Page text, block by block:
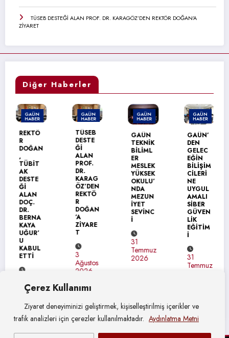
Çerez Kullanımı
Ziyaret deneyiminizi geliştirmek, kişiselleştirilmiş içerikler ve
trafik analizleri için çerezler kullanılmaktadır. Aydınlatma Metni
TÜSEB DESTEĞİ ALAN PROF. DR. KARAGÖZ’DEN REKTÖR DOĞAN’A
ZİYARET
Diğer Haberler
GAÜN
HABER
REKTÖ
DOĞAN
TÜBİT
AK
DESTE
ALAN
DOÇ.
DR.
BERNA
KAYA
UĞUR’
KABUL
ETTİ
Ağustos
2026
GAÜN
HABER
TÜSEB
DESTE
ALAN
PROF.
DR.
KARAG
ÖZ’DEN
REKTÖ
DOĞAN
ZİYARE
Ağustos
2026
GAÜN
HABER
GAÜN
TEKNİK
BİLİML
MESLEK
YÜKSEK
OKULU’
NDA
MEZUN
İYET
SEVİNC
Temmuz
2026
GAÜN
HABER
GAÜN’
DEN
GELEC
EĞİN
BİLİŞİM
CİLERİ
UYGUL
AMALI
SİBER
GÜVEN
LİK
EĞİTİM
Temmuz